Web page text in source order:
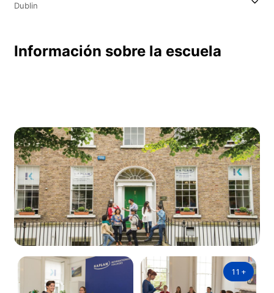
Dublin
Información sobre la escuela
11 +